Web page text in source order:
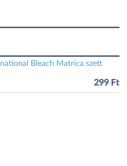
Bleach Matrica szett
299 Ft